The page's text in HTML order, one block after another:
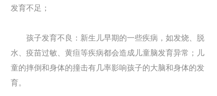
发育不足；
孩子发育不良：新生儿早期的一些疾病，如发烧、脱
水、疫苗过敏、黄疸等疾病都会造成儿童脑发育异常；儿
童的摔倒和身体的撞击有几率影响孩子的大脑和身体的发
育。